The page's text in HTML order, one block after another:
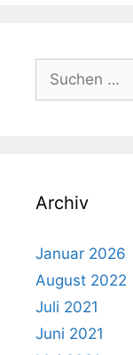
Suchen
nach:
Archiv
Januar 2026
August 2022
Juli 2021
Juni 2021